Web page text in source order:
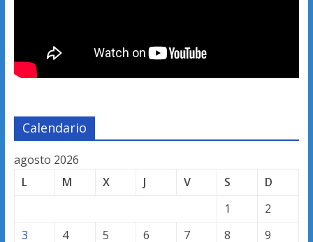
Calendario
agosto 2026
L
M X J V S
D
1
2
3
4 5 6 7 8 9